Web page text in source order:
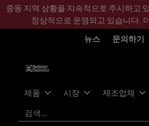
기
콘
바
글
중동 지역 상황을 지속적으로 주시하고
정상적으로 운영되고 있습니다.
뉴스
문의하기
제품 시장 제조업체
검색